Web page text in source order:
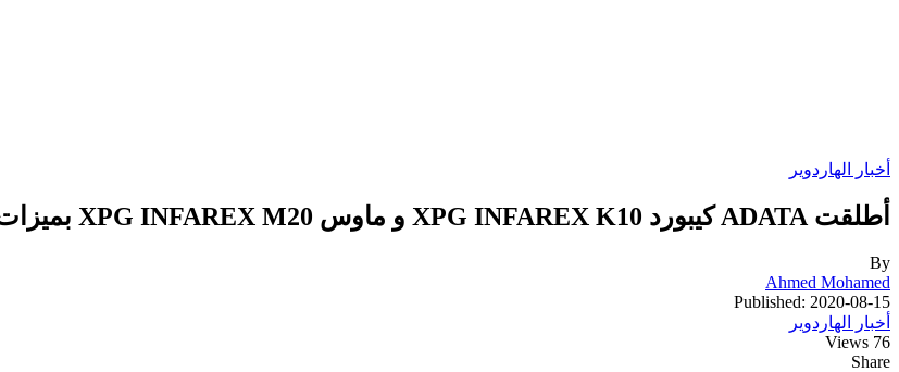
أخبار الهاردوير
أطلقت ADATA كيبورد XPG INFAREX K10 و ماوس XPG INFAREX M20 بميزات جديدة
By
Ahmed Mohamed
Published: 2020-08-15
أخبار الهاردوير
76 Views
Share